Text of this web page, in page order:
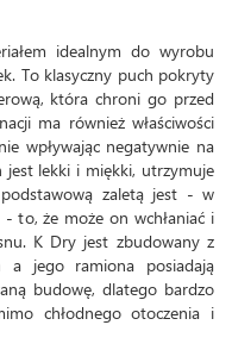
idealnym do wyrobu
To klasyczny puch pokryty
która chroni go przed
ma również właściwości
wpływając negatywnie na
jest lekki i miękki, utrzymuje
zaletą jest - w
to, że może on wchłaniać i
K Dry jest zbudowany z
a jego ramiona posiadają
budowę, dlatego bardzo
chłodnego otoczenia i